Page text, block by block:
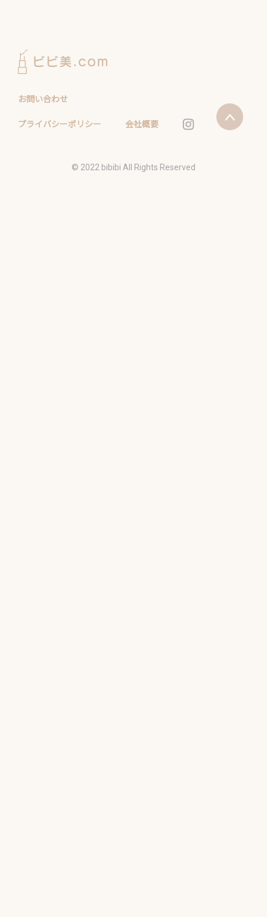
お問い合わせ
プライバシーポリシー 会社概要
©️ 2022 bibibi All Rights Reserved